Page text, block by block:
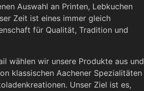
Auswahl an Printen, Lebkuchen
Zeit ist eines immer gleich
für Qualität, Tradition und
wählen wir unsere Produkte aus und
klassischen Aachener Spezialitäten
Unser Ziel ist es,